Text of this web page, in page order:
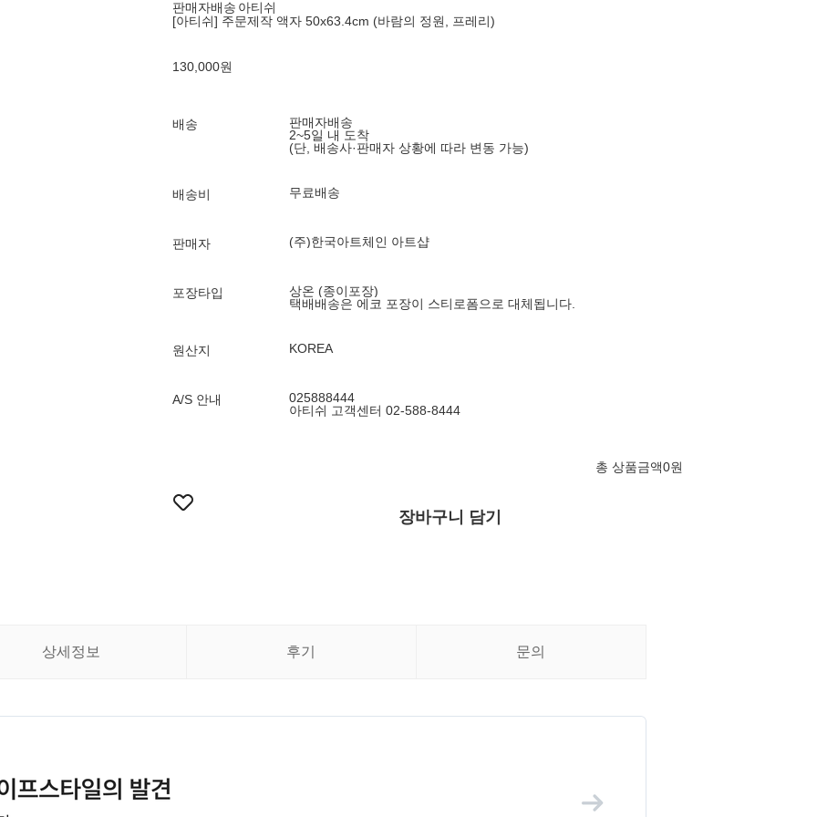
판매자배송 아티쉬
[아티쉬] 주문제작 액자 50x63.4cm (바람의 정원, 프레리)
130,000원
배송
판매자배송
2~5일 내 도착
(단, 배송사·판매자 상황에 따라 변동 가능)
배송비 무료배송
판매자 (주)한국아트체인 아트샵
포장타입
상온 (종이포장)
택배배송은 에코 포장이 스티로폼으로 대체됩니다.
원산지 KOREA
A/S 안내
025888444
아티쉬 고객센터 02-588-8444
총 상품금액0원
장바구니 담기
상세정보 후기 문의